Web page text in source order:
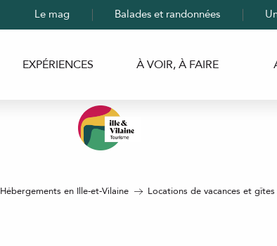
Le mag Balades et randonnées
EXPÉRIENCES À VOIR, À FAIRE
Hébergements en Ille-et-Vilaine Locations de vacances et